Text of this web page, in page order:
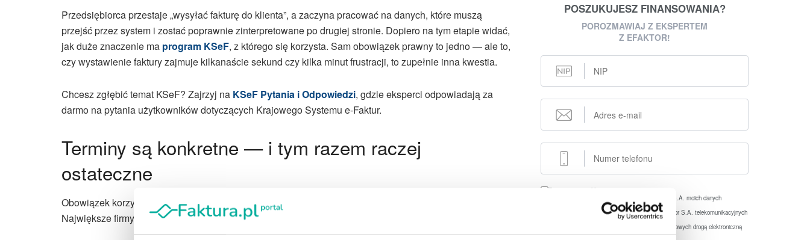
Przedsiębiorca przestaje „wysyłać fakturę do klienta”, a zaczyna pracować na danych, które muszą
przejść przez system i zostać poprawnie zinterpretowane po drugiej stronie. Dopiero na tym etapie widać,
jak duże znaczenie ma program KSeF, z którego się korzysta. Sam obowiązek prawny to jedno — ale to,
czy wystawienie faktury zajmuje kilkanaście sekund czy kilka minut frustracji, to zupełnie inna kwestia.
Chcesz zgłębić temat KSeF? Zajrzyj na KSeF Pytania i Odpowiedzi, gdzie eksperci odpowiadają za
darmo na pytania użytkowników dotyczących Krajowego Systemu e-Faktur.
Terminy są konkretne — i tym razem raczej
ostateczne
Obowiązek korzystania z KSeF został rozłożony w czasie, ale jego kierunek jest jednoznaczny.
Największe firmy weszły w system jako pierwsze, a kolejne dołączą do nich w kwietniu.
POSZUKUJESZ FINANSOWANIA?
POROZMAWIAJ Z EKSPERTEM
Z EFAKTOR!
Zaznacz wszystkie
Wyrażam zgodę na przetwarzanie przez eFaktor S.A. moich danych
Wyrażam zgodę na wykorzystywanie przez eFaktor S.A. telekomunikacyjnych
(rozwiń)
Wyrażam zgodę na otrzymywanie informacji handlowych drogą elektroniczną
(rozwiń)